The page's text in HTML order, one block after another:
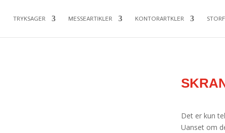
TRYKSAGER MESSEARTIKLER KONTORARTKLER
Det er kun
Uanset om